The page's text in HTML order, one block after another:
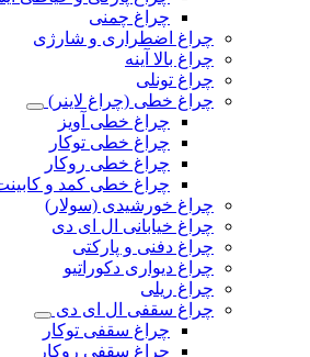
چراغ چمنی
چراغ اضطراری و شارژی
چراغ بالا آینه
چراغ تونلی
چراغ خطی (چراغ لاینر)
چراغ خطی آویز
چراغ خطی توکار
چراغ خطی روکار
چراغ خطی کمد و
چراغ خورشیدی (سولار)
چراغ خیابانی ال ای دی
چراغ دفنی و پارکتی
چراغ دیواری دکوراتیو
چراغ ریلی
چراغ سقفی ال ای دی
چراغ سقفی توکار
چراغ سقفی روکار